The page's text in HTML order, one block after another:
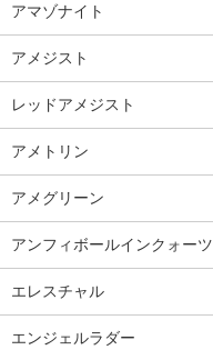
アマゾナイト
アメジスト
レッドアメジスト
アメトリン
アメグリーン
アンフィボールインクォーツ
エレスチャル
エンジェルラダー